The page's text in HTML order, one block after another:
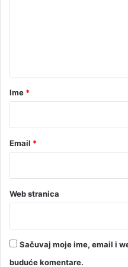
rIme *
Email *
Web stranica
Sačuvaj moje ime, email i
buduće komentare.